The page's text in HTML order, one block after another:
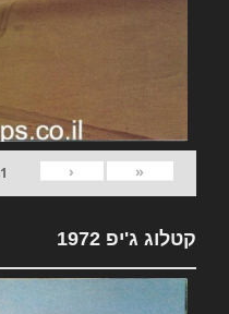
«
‹
1
קטלוג ג'יפ 1972